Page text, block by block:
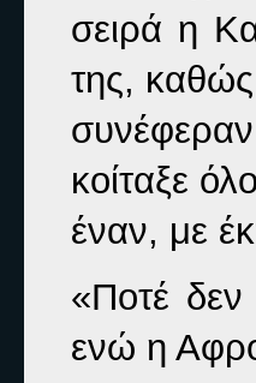
σειρά η
της,
κοίταξε
έναν, με
«Ποτέ
ενώ η